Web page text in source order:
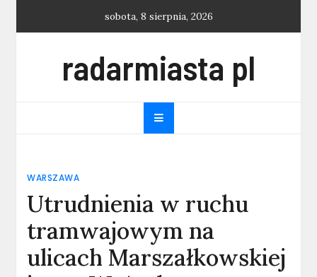
sobota, 8 sierpnia, 2026
radarmiasta pl
WARSZAWA
Utrudnienia w ruchu
tramwajowym na
ulicach Marszałkowskiej